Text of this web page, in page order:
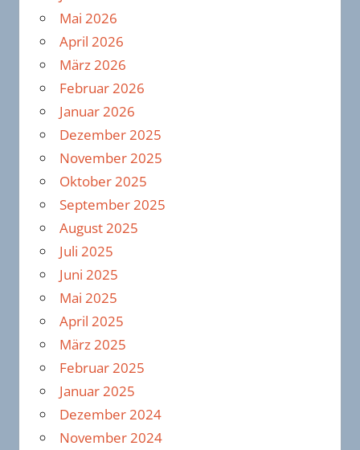
Mai 2026
April 2026
März 2026
Februar 2026
Januar 2026
Dezember 2025
November 2025
Oktober 2025
September 2025
August 2025
Juli 2025
Juni 2025
Mai 2025
April 2025
März 2025
Februar 2025
Januar 2025
Dezember 2024
November 2024